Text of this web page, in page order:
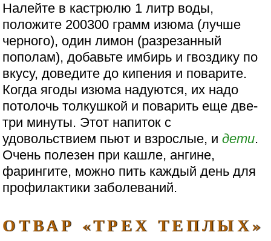
Налейте в кастрюлю 1 литр воды,
положите 200300 грамм изюма (лучше
черного), один лимон (разрезанный
пополам), добавьте имбирь и гвоздику по
вкусу, доведите до кипения и поварите.
Когда ягоды изюма надуются, их надо
потолочь толкушкой и поварить еще две-
три минуты. Этот напиток с
удовольствием пьют и взрослые, идети.
Очень полезен при кашле, ангине,
фарингите, можно пить каждый день для
профилактики заболеваний.
ОТВАР «ТРЕХ ТЕПЛЫХ»